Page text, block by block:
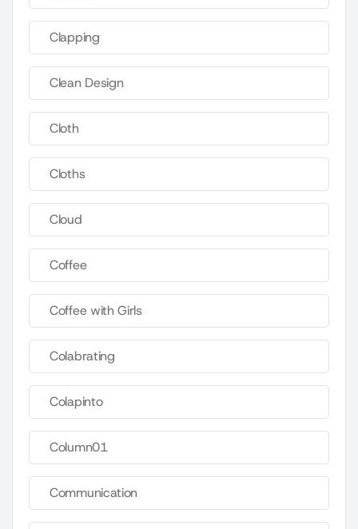
Clapping
Clean Design
Cloth
Cloths
Cloud
Coffee
Coffee with Girls
Colabrating
Colapinto
Column01
Communication